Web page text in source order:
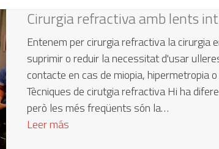
Cirurgia refractiva amb lents
Entenem per cirurgia refractiva la cirurgia
suprimir o reduir la necessitat d'usar
contacte en cas de miopia, hipermetropia
Tècniques de cirutgia refractiva Hi ha
però les més freqüents són la…
Leer más